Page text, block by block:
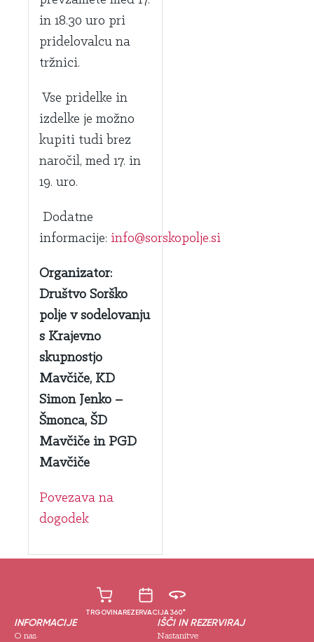
in 18.30 uro pri
pridelovalcu na
tržnici.
Vse pridelke in
izdelke je možno
kupiti tudi brez
naročil, med 17. in
19. uro.
Dodatne
informacije: info@sorskopolje.si
Organizator:
Društvo Sorško
polje v sodelovanju
s Krajevno
skupnostjo
Mavčiče, KD
Simon Jenko –
Šmonca, ŠD
Mavčiče in PGD
Mavčiče
Povezava na
dogodek
TRGOVINAREZERVACIJA360°
INFORMACIJE
O nas
IŠČI IN REZERVIRAJ
Nastanitve